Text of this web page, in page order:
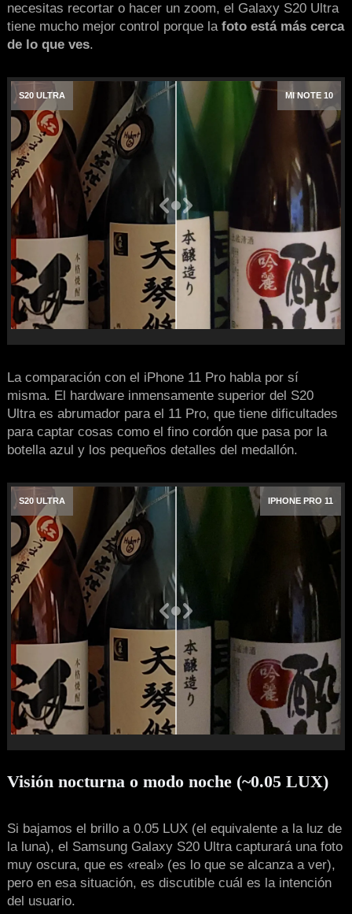
necesitas recortar o hacer un zoom, el Galaxy S20 Ultra
tiene mucho mejor control porque lafoto está más cerca
de lo que ves.
S20 ULTRA MI NOTE 10
La comparación con el iPhone 11 Pro habla por sí
misma. El hardware inmensamente superior del S20
Ultra es abrumador para el 11 Pro, que tiene dificultades
para captar cosas como el fino cordón que pasa por la
botella azul y los pequeños detalles del medallón.
S20 ULTRA IPHONE PRO 11
Visión nocturna o modo noche (~0.05 LUX)
Si bajamos el brillo a 0.05 LUX (el equivalente a la luz de
la luna), el Samsung Galaxy S20 Ultra capturará una foto
muy oscura, que es «real» (es lo que se alcanza a ver),
pero en esa situación, es discutible cuál es la intención
del usuario.